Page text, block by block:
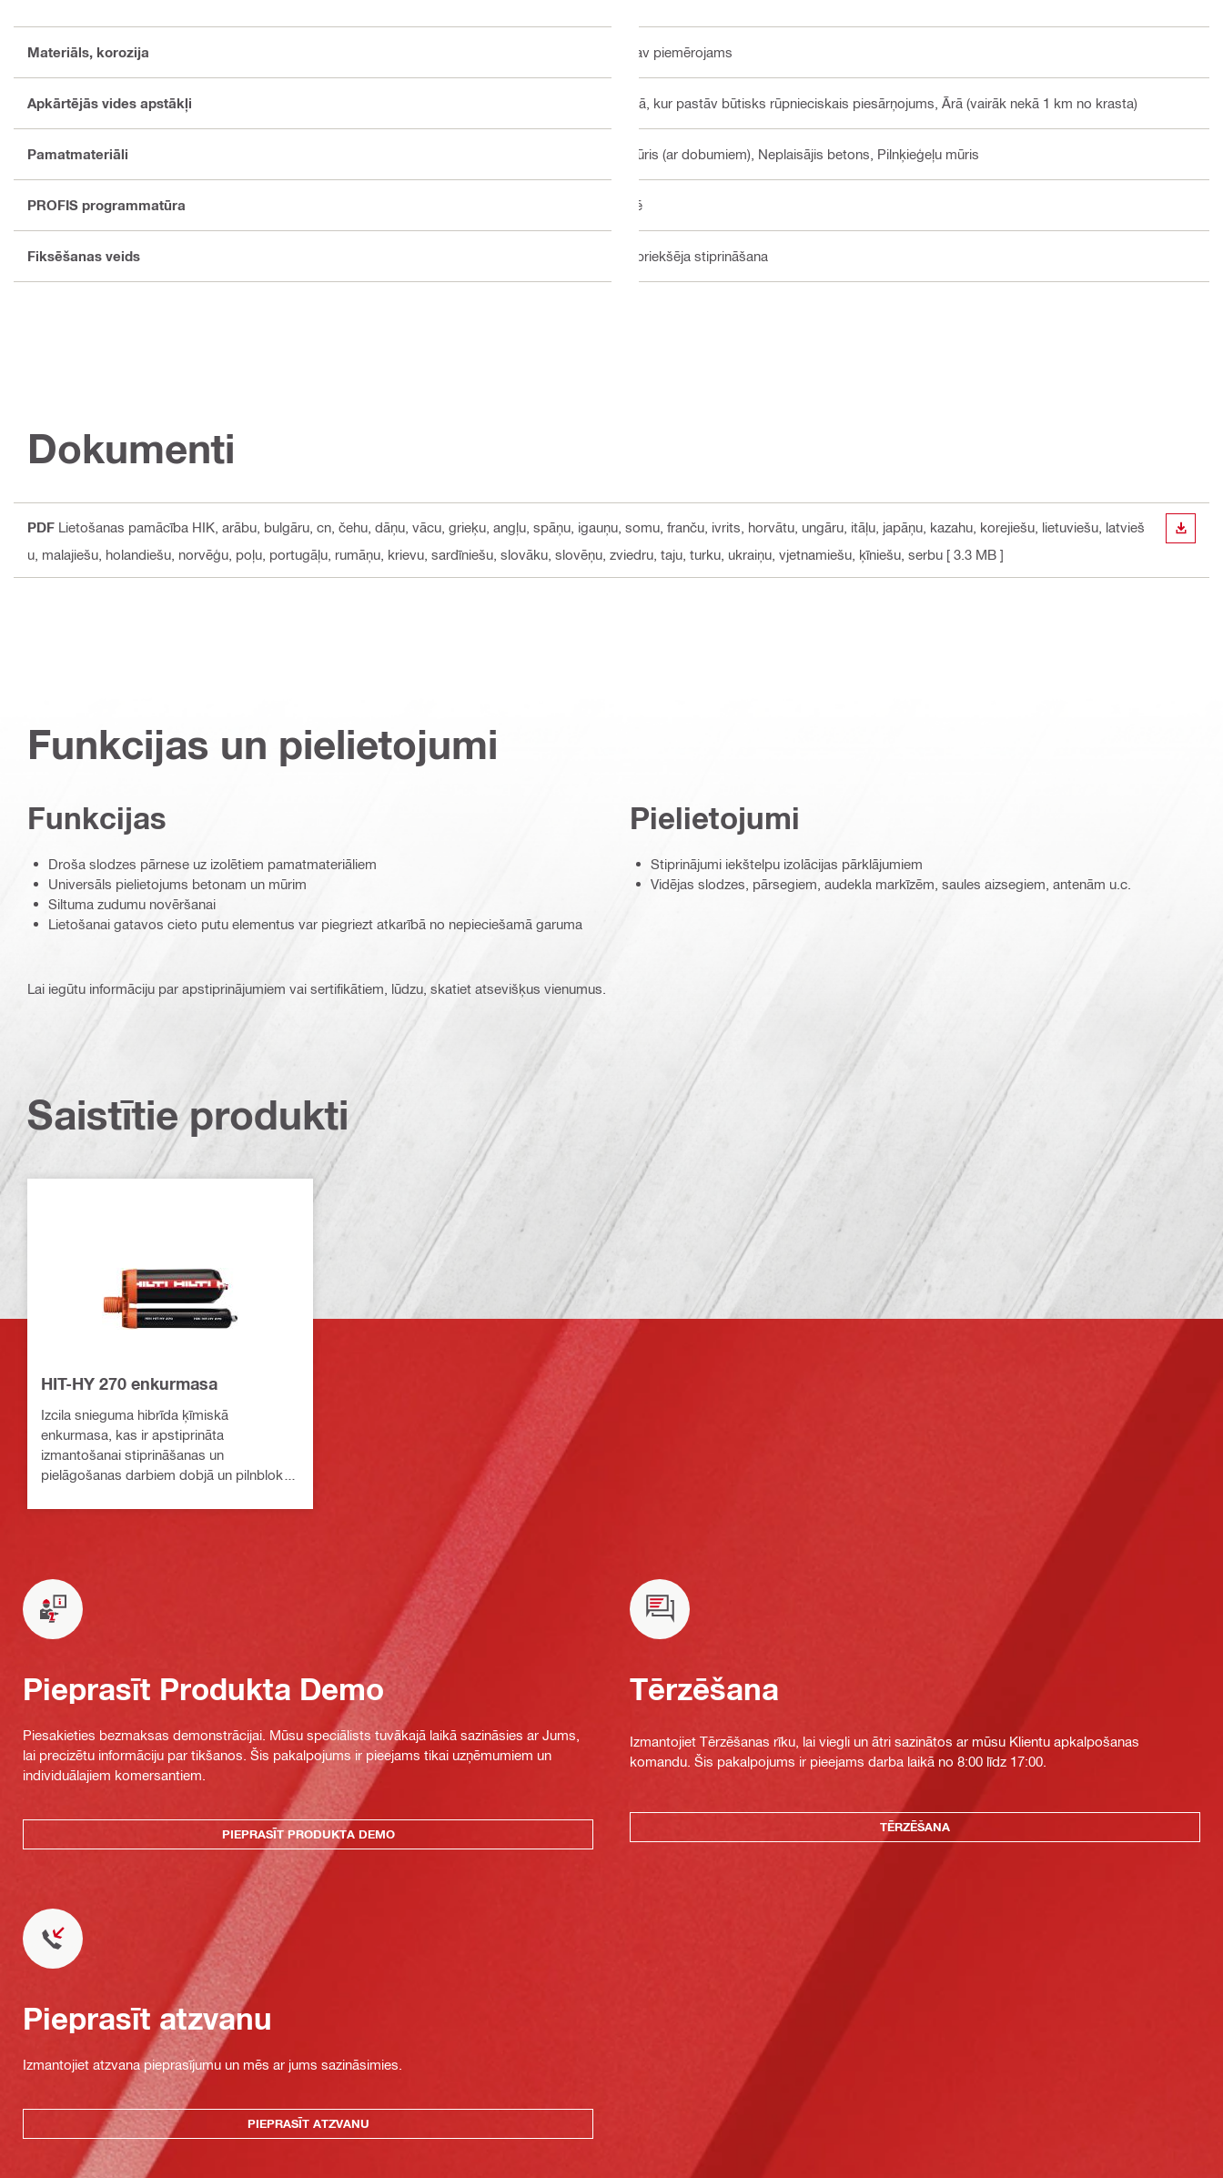
Materiāls, korozija Nav piemērojams
Apkārtējās vides apstākļi Ārā, kur pastāv būtisks rūpnieciskais piesārņojums, Ārā (vairāk nekā 1 km no krasta)
Pamatmateriāli Mūris (ar dobumiem), Neplaisājis betons, Pilnķieģeļu mūris
PROFIS programmatūra Nē
Fiksēšanas veids Iepriekšēja stiprināšana
Dokumenti
PDF Lietošanas pamācība HIK , arābu, bulgāru, cn, čehu, dāņu, vācu, grieķu, angļu, spāņu, igauņu, somu, franču, ivrits, horvātu, ungāru, itāļu, japāņu, kazahu, korejiešu, lietuviešu, latvieš
u, malajiešu, holandiešu, norvēģu, poļu, portugāļu, rumāņu, krievu, sardīniešu, slovāku, slovēņu, zviedru, taju, turku, ukraiņu, vjetnamiešu, ķīniešu, serbu [ 3.3 MB ]
Funkcijas un pielietojumi
Funkcijas
Droša slodzes pārnese uz izolētiem pamatmateriāliem
Universāls pielietojums betonam un mūrim
Siltuma zudumu novēršanai
Lietošanai gatavos cieto putu elementus var piegriezt atkarībā no nepieciešamā garuma
Pielietojumi
Stiprinājumi iekštelpu izolācijas pārklājumiem
Vidējas slodzes, pārsegiem, audekla markīzēm, saules aizsegiem, antenām u.c.
Lai iegūtu informāciju par apstiprinājumiem vai sertifikātiem, lūdzu, skatiet atsevišķus vienumus.
Saistītie produkti
HIT-HY 270 enkurmasa
Izcila snieguma hibrīda ķīmiskā
enkurmasa, kas ir apstiprināta
izmantošanai stiprināšanas un
pielāgošanas darbiem dobjā un pilnbloku
Pieprasīt Produkta Demo
Piesakieties bezmaksas demonstrācijai. Mūsu speciālists tuvākajā laikā sazināsies ar Jums,
lai precizētu informāciju par tikšanos. Šis pakalpojums ir pieejams tikai uzņēmumiem un
individuālajiem komersantiem.
PIEPRASĪT PRODUKTA DEMO
Tērzēšana
Izmantojiet Tērzēšanas rīku, lai viegli un ātri sazinātos ar mūsu Klientu apkalpošanas
komandu. Šis pakalpojums ir pieejams darba laikā no 8:00 līdz 17:00.
TĒRZĒŠANA
Pieprasīt atzvanu
Izmantojiet atzvana pieprasījumu un mēs ar jums sazināsimies.
PIEPRASĪT ATZVANU